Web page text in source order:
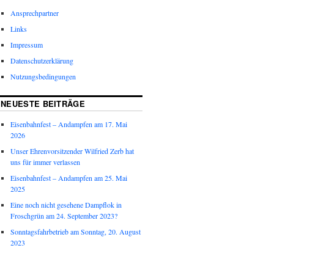
Ansprechpartner
Links
Impressum
Datenschutzerklärung
Nutzungsbedingungen
NEUESTE BEITRÄGE
Eisenbahnfest – Andampfen am 17. Mai
2026
Unser Ehrenvorsitzender Wilfried Zerb hat
uns für immer verlassen
Eisenbahnfest – Andampfen am 25. Mai
2025
Eine noch nicht gesehene Dampflok in
Froschgrün am 24. September 2023?
Sonntagsfahrbetrieb am Sonntag, 20. August
2023